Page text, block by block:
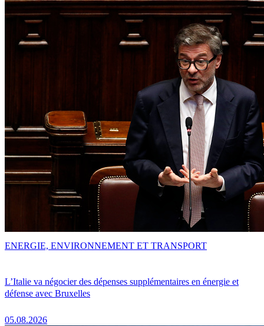
L’Italie va négocier des dépenses supplémentaires en énergie et
défense avec Bruxelles
05.08.2026
ENERGIE, ENVIRONNEMENT ET TRANSPORT